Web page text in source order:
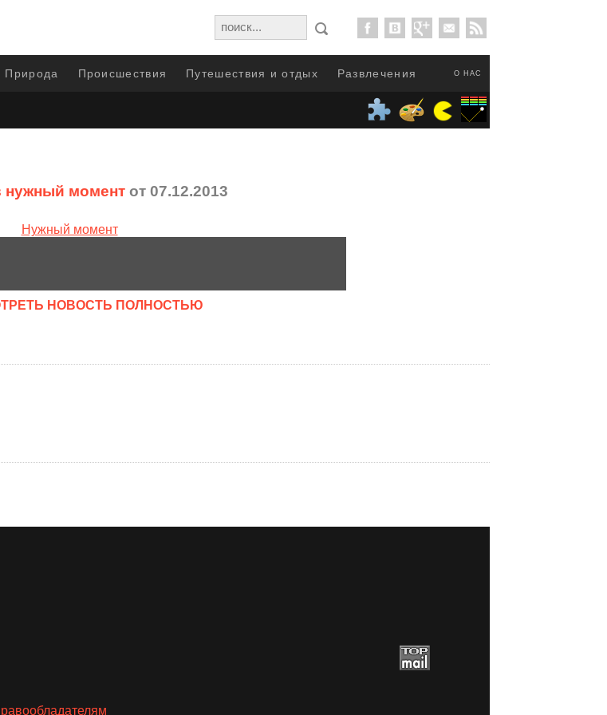
О НАС
Природа Происшествия Путешествия и отдых Развлечения
нужный момент от 07.12.2013
НОВОСТЬ ПОЛНОСТЬЮ